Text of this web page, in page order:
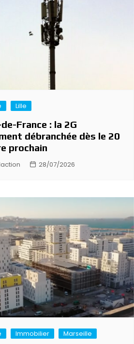
Lille
France : la 2G
débranchée dès le 20
prochain
28/07/2026
Immobilier Marseille